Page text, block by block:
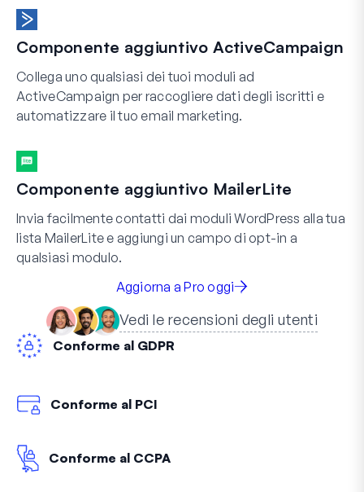
Componente aggiuntivo ActiveCampaign
Collega uno qualsiasi dei tuoi moduli ad
ActiveCampaign per raccogliere dati degli iscritti e
automatizzare il tuo email marketing.
Componente aggiuntivo MailerLite
Invia facilmente contatti dai moduli WordPress alla tua
lista MailerLite e aggiungi un campo di opt-in a
qualsiasi modulo.
Aggiorna a Pro oggi
Vedi le recensioni degli utenti
Conforme al GDPR
Conforme al PCI
Conforme al CCPA